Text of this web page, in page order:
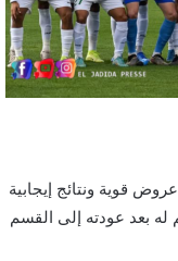
قوية ونتائج إيجابية
بعد عودته إلى القسم